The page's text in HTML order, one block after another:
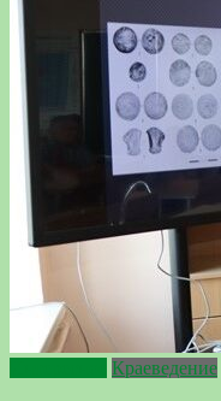
Краеведение